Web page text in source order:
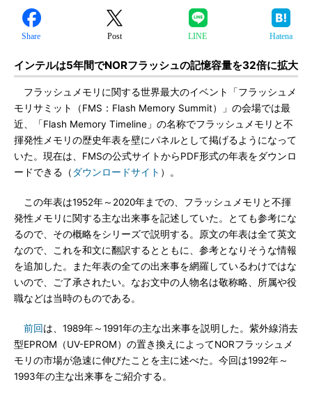
Share Post LINE Hatena
インテルは5年間でNORフラッシュの記憶容量を32倍に拡大
フラッシュメモリに関する世界最大のイベント「フラッシュメ
モリサミット（FMS：Flash Memory Summit）」の会場では最
近、「Flash Memory Timeline」の名称でフラッシュメモリと不
揮発性メモリの歴史年表を壁にパネルとして掲げるようになって
いた。現在は、FMSの公式サイトからPDF形式の年表をダウンロ
ードできる（ ダウンロードサイト ）。
この年表は1952年～2020年までの、フラッシュメモリと不揮
発性メモリに関する主な出来事を記述していた。とても参考にな
るので、その概略をシリーズで説明する。原文の年表は全て英文
なので、これを和文に翻訳するとともに、参考となりそうな情報
を追加した。また年表の全ての出来事を網羅しているわけではな
いので、ご了承されたい。なお文中の人物名は敬称略、所属や役
職などは当時のものである。
前回は、1989年～1991年の主な出来事を説明した。紫外線消去
型EPROM（UV-EPROM）の置き換えによってNORフラッシュメ
モリの市場が急速に伸びたことを主に述べた。今回は1992年～
1993年の主な出来事をご紹介する。